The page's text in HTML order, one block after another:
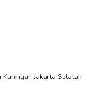
Kuningan Jakarta Selatan